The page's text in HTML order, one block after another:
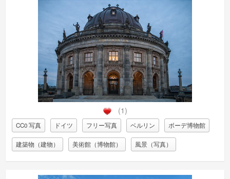
(1)
CC0 写真 ドイツ フリー写真 ベルリン ボーデ博物館
建築物（建物） 美術館（博物館） 風景（写真）